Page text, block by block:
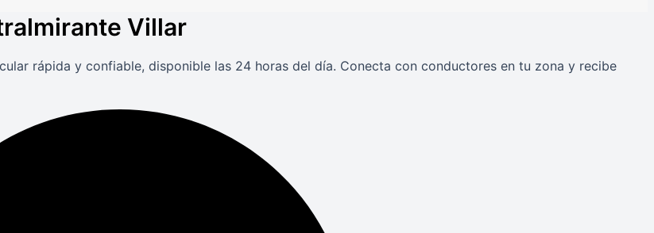
Villar
rápida y confiable, disponible las 24 horas del día. Conecta con conductores en tu zona y recibe